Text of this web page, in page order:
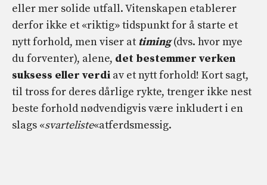
eller mer solide utfall. Vitenskapen etablerer
derfor ikke et «riktig» tidspunkt for å starte et
nytt forhold, men viser at timing(dvs. hvor mye
du forventer), alene, det bestemmer verken
suksess eller verdi av et nytt forhold! Kort sagt,
til tross for deres dårlige rykte, trenger ikke nest
beste forhold nødvendigvis være inkludert i en
slags «svarteliste«atferdsmessig.